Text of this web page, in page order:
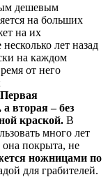
дешевым
на больших
на их
лет назад
на каждом
от него
Первая
вторая – без
краской. В
много лет
она покрыта, не
ножницами по
для грабителей.